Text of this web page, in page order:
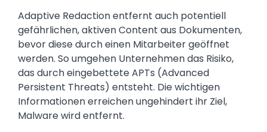
Adaptive Redaction entfernt auch potentiell
gefährlichen, aktiven Content aus Dokumenten,
bevor diese durch einen Mitarbeiter geöffnet
werden. So umgehen Unternehmen das Risiko,
das durch eingebettete APTs (Advanced
Persistent Threats) entsteht. Die wichtigen
Informationen erreichen ungehindert ihr Ziel,
Malware wird entfernt.